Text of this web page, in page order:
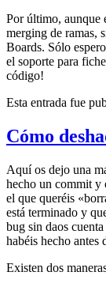
Por último, aunque
merging de ramas,
Boards. Sólo
el soporte para
código!
Esta entrada fue
Cómo
Aquí os dejo una
hecho un commit y
el que queréis
está terminado y
bug sin daos
habéis hecho antes
Existen dos